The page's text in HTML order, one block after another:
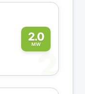
2.0
MW
2